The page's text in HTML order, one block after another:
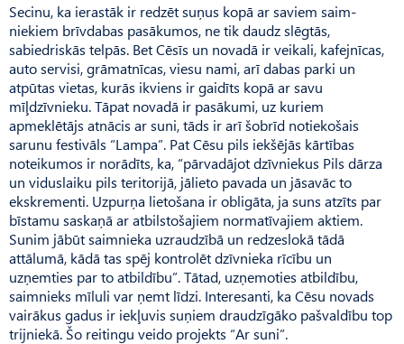
Secinu, ka ierastāk ir redzēt suņus kopā ar saviem saim­
niekiem brīvdabas pasākumos, ne tik daudz slēgtās,
sabiedriskās telpās. Bet Cēsīs un novadā ir veikali, kafejnīcas,
auto servisi, grāmatnīcas, viesu nami, arī dabas parki un
atpūtas vietas, kurās ikviens ir gaidīts kopā ar savu
mīļdzīvnieku. Tāpat novadā ir pasākumi, uz kuriem
apmeklētājs atnācis ar suni, tāds ir arī šobrīd notiekošais
sarunu festivāls “Lampa”. Pat Cēsu pils iekšējās kārtības
noteikumos ir norādīts, ka, “pārvadājot dzīvniekus Pils dārza
un viduslaiku pils teritorijā, jālieto pavada un jāsavāc to
ekskrementi. Uzpurņa lietošana ir obligāta, ja suns atzīts par
bīstamu saskaņā ar atbilstošajiem normatīvajiem aktiem.
Sunim jābūt saimnieka uzraudzībā un redzeslokā tādā
attālumā, kādā tas spēj kontrolēt dzīvnieka rīcību un
uzņemties par to atbildību”. Tātad, uzņemoties atbildību,
saimnieks mīluli var ņemt līdzi. Interesanti, ka Cēsu novads
vairākus gadus ir iekļuvis suņiem draudzīgāko pašvaldību top
trijniekā. Šo reitingu veido projekts “Ar suni”.